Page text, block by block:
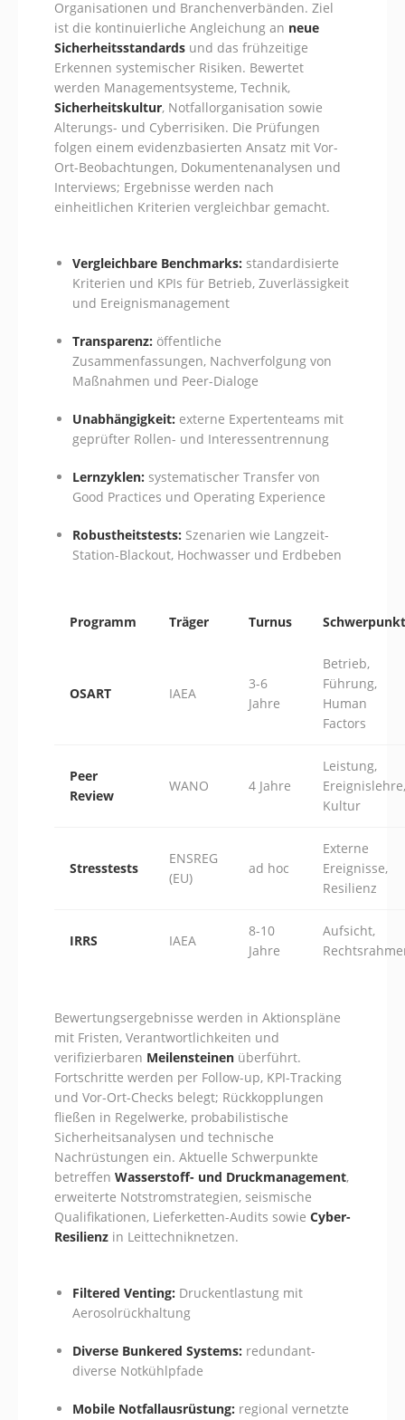
Organisationen und Branchenverbänden. Ziel
ist die kontinuierliche Angleichung an neue
Sicherheitsstandards und das frühzeitige
Erkennen systemischer Risiken. Bewertet
werden Managementsysteme, Technik,
Sicherheitskultur, Notfallorganisation sowie
Alterungs- und Cyberrisiken. Die Prüfungen
folgen einem evidenzbasierten Ansatz mit Vor-
Ort-Beobachtungen, Dokumentenanalysen und
Interviews; Ergebnisse werden nach
einheitlichen Kriterien vergleichbar gemacht.
Vergleichbare Benchmarks: standardisierte
Kriterien und KPIs für Betrieb, Zuverlässigkeit
und Ereignismanagement
Transparenz: öffentliche
Zusammenfassungen, Nachverfolgung von
Maßnahmen und Peer-Dialoge
Unabhängigkeit: externe Expertenteams mit
geprüfter Rollen- und Interessentrennung
Lernzyklen: systematischer Transfer von
Good Practices und Operating Experience
Robustheitstests: Szenarien wie Langzeit-
Station-Blackout, Hochwasser und Erdbeben
Programm Träger Turnus Schwerpunkt
OSART IAEA
3-6
Jahre
Betrieb,
Führung,
Human
Factors
Peer
Review
WANO 4 Jahre
Leistung,
Ereignislehre,
Kultur
Stresstests
ENSREG
(EU)
ad hoc
Externe
Ereignisse,
Resilienz
IRRS IAEA
8-10
Jahre
Aufsicht,
Bewertungsergebnisse werden in Aktionspläne
mit Fristen, Verantwortlichkeiten und
verifizierbaren Meilensteinen überführt.
Fortschritte werden per Follow-up, KPI-Tracking
und Vor-Ort-Checks belegt; Rückkopplungen
fließen in Regelwerke, probabilistische
Sicherheitsanalysen und technische
Nachrüstungen ein. Aktuelle Schwerpunkte
betreffen Wasserstoff- und Druckmanagement,
erweiterte Notstromstrategien, seismische
Qualifikationen, Lieferketten-Audits sowie Cyber-
Resilienz in Leittechniknetzen.
Filtered Venting: Druckentlastung mit
Aerosolrückhaltung
Diverse Bunkered Systems: redundant-
diverse Notkühlpfade
Mobile Notfallausrüstung: regional vernetzte